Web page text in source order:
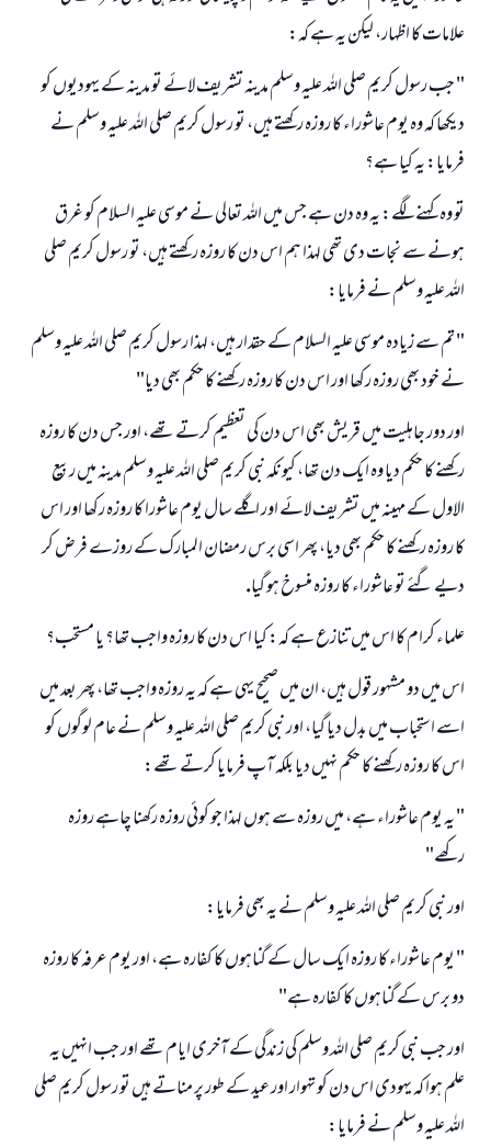
علامات كا اظہار، ليكن يہ ہے كہ:
" جب رسول كريم صلى اللہ عليہ وسلم مدينہ تشريف لائے تو مدينہ كے يہوديوں كو
ديكھا كہ وہ يوم عاشوراء كا روزہ ركھتے ہيں، تو رسول كريم صلى اللہ عليہ وسلم نے
فرمايا: يہ كيا ہے؟
تو وہ كہنے لگے: يہ وہ دن ہے جس ميں اللہ تعالى نے موسى عليہ السلام كو غرق
ہونے سے نجات دى تھى لہذا ہم اس دن كا روزہ ركھتے ہيں، تو رسول كريم صلى
اللہ عليہ وسلم نے فرمايا:
" تم سے زيادہ موسى عليہ السلام كے حقدار ہيں، لہذا رسول كريم صلى اللہ عليہ وسلم
نے خود بھى روزہ ركھا اور اس دن كا روزہ ركھنے كا حكم بھى ديا"
اور دور جاہليت ميں قريش بھى اس دن كى تعظيم كرتے تھے، اور جس دن كا روزہ
ركھنے كا حكم ديا وہ ايك دن تھا، كيونكہ نبى كريم صلى اللہ عليہ وسلم مدينہ ميں ربيع
الاول كے مہينہ ميں تشريف لائے اور اگلے سال يوم عاشورا كا روزہ ركھا اور اس
كا روزہ ركھنے كا حكم بھى ديا، پھر اسى برس رمضان المبارك كے روزے فرض كر
ديے گئے تو عاشوراء كا روزہ منسوخ ہو گيا.
علماء كرام كا اس ميں تنازع ہے كہ: كيا اس دن كا روزہ واجب تھا؟ يا مستحب؟
اس ميں دو مشہور قول ہيں، ان ميں صحيح يہى ہے كہ يہ روزہ واجب تھا، پھر بعد ميں
اسے استحباب ميں بدل ديا گيا، اور نبى كريم صلى اللہ عليہ وسلم نے عام لوگوں كو
اس كا روزہ ركھنے كا حكم نہيں ديا بلكہ آپ فرمايا كرتے تھے:
" يہ يوم عاشوراء ہے، ميں روزہ سے ہوں لہذا جو كوئى روزہ ركھنا چاہے روزہ
ركھے"
اور نبى كريم صلى اللہ عليہ وسلم نے يہ بھى فرمايا:
" يوم عاشوراء كا روزہ ايك سال كے گناہوں كا كفارہ ہے، اور يوم عرفہ كا روزہ
دو برس كے گناہوں كا كفارہ ہے"
اور جب نبى كريم صلى اللہ وسلم كى زندگى كے آخرى ايام تھے اور جب انہيں يہ
علم ہوا كہ يہودى اس دن كو تہوار اور عيد كے طور پر مناتے ہيں تو رسول كريم صلى
اللہ عليہ وسلم نے فرمايا: